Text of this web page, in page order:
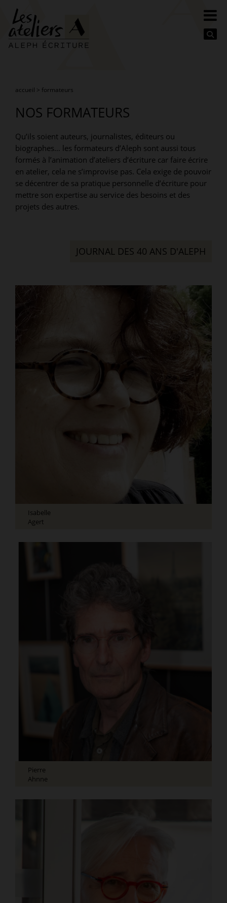
accueil > formateurs
NOS FORMATEURS
Qu’ils soient auteurs, journalistes, éditeurs ou
biographes… les formateurs d’Aleph sont aussi tous
formés à l’animation d’ateliers d’écriture car faire écrire
en atelier, cela ne s’improvise pas. Cela exige de pouvoir
se décentrer de sa pratique personnelle d’écriture pour
mettre son expertise au service des besoins et des
projets des autres.
JOURNAL DES 40 ANS D'ALEPH
Isabelle
Agert
Pierre
Ahnne